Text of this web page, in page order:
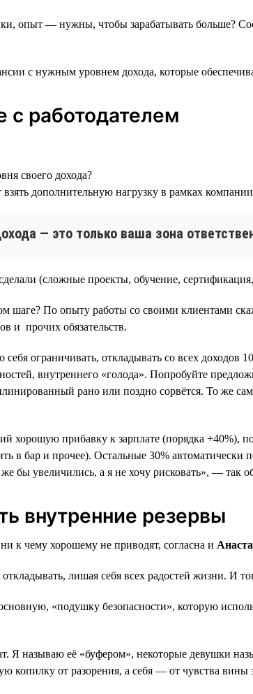
опыт — нужны, чтобы зарабатывать больше?
с нужным уровнем дохода, которые
с работодателем
своего дохода?
взять дополнительную нагрузку в рамках
— это только ваша зона
(сложные проекты, обучение,
шаге? По опыту работы со своими клиентами
и прочих обязательств.
ограничивать, откладывать со всех
внутреннего «голода». Попробуйте
рано или поздно сорвётся. То же
хорошую прибавку к зарплате (порядка +40%),
в бар и прочее). Остальные 30%
бы увеличились, а я не хочу рисковать», — так
внутренние резервы
к чему хорошему не приводят, согласна и
лишая себя всех радостей жизни. И
«подушку безопасности», которую
называю её «буфером», некоторые девушки
копилку от разорения, а себя — от чувства вины